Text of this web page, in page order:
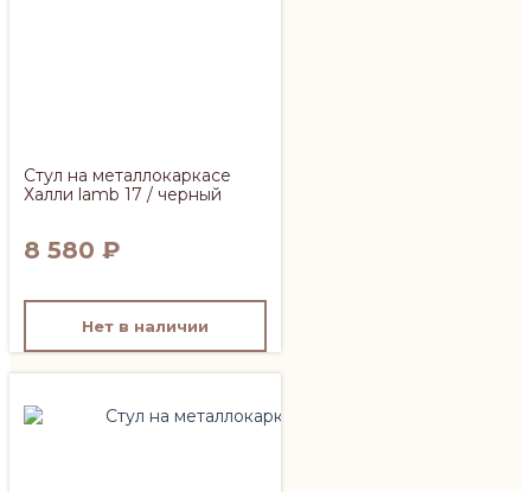
Стул на металлокаркасе
Халли lamb 17 / черный
8 580 ₽
Нет в наличии